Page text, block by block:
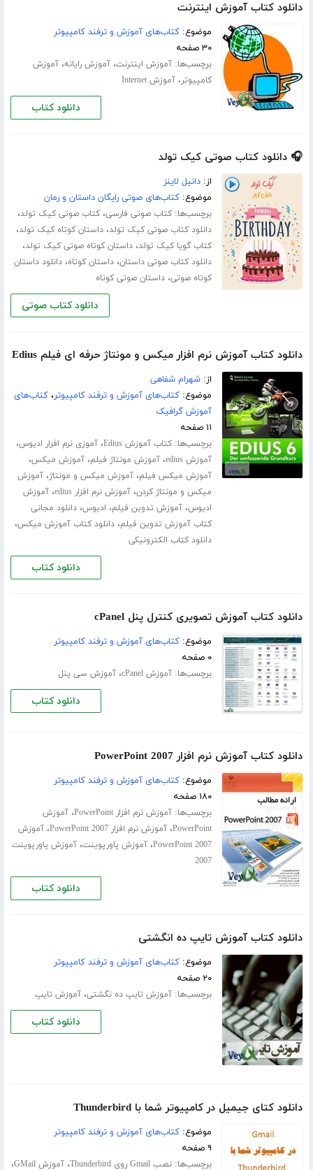
دانلود کتاب آموزش اینترنت
موضوع:کتاب‌های آموزش و ترفند کامپیوتر
۳۰ صفحه
برچسب‌ها:آموزش اینترنت،آموزش رایانه،آموزش
کامپیوتر،آموزش Internet
دانلود کتاب
🎧 دانلود کتاب صوتی کیک تولد
از:دانیل لاینز
موضوع:کتاب‌های صوتی رایگان داستان و رمان
برچسب‌ها:کتاب صوتی فارسی،کتاب صوتی کیک تولد،
دانلود کتاب صوتی کیک تولد،داستان کوتاه کیک تولد،
کتاب گویا کیک تولد،داستان کوتاه صوتی کیک تولد،
دانلود کتاب صوتی داستان،داستان کوتاه،دانلود داستان
کوتاه صوتی،داستان صوتی کوتاه
دانلود کتاب صوتی
دانلود کتاب آموزش نرم افزار میکس و مونتاژ حرفه ای فیلم Edius
از:شهرام شفاهی
موضوع:کتاب‌های آموزش و ترفند کامپیوتر،کتاب‌های
آموزش گرافیک
۱۱ صفحه
برچسب‌ها:کتاب آموزش Edius ،آموزی نرم افزار ادیوس،
آموزش edius ،آموزش مونتاژ فیلم،آموزش میکس،
آموزش میکس فیلم،آموزش میکس و مونتاژ،آموزش
میکس و مونتاژ کردن،آموزش نرم افزار edius ،آموزش
ادیوس،آموزش تدوین فیلم، ادیوس،دانلود مجانی
کتاب آموزش تدوین فیلم،دانلود کتاب آموزش میکس،
دانلود کتاب الکترونیکی
دانلود کتاب
دانلود کتاب آموزش تصویری کنترل پنل cPanel
موضوع:کتاب‌های آموزش و ترفند کامپیوتر
۰ صفحه
برچسب‌ها:آموزش cPanel ،آموزش سی پنل
دانلود کتاب
دانلود کتاب آموزش نرم افزار PowerPoint 2007
موضوع:کتاب‌های آموزش و ترفند کامپیوتر
۱۸۰ صفحه
برچسب‌ها:آموزش نرم افزار PowerPoint ،آموزش
PowerPoint،آموزش نرم افزار PowerPoint 2007 ،آموزش
PowerPoint 2007،آموزش پاورپوینت،آموزش پاورپوینت
2007
دانلود کتاب
دانلود کتاب آموزش تایپ ده انگشتی
موضوع:کتاب‌های آموزش و ترفند کامپیوتر
۲۰ صفحه
برچسب‌ها:آموزش تایپ ده‌ نگشتی،آموزش تایپ
دانلود کتاب
دانلود کتای جیمیل در کامپیوتر شما با Thunderbird
موضوع:کتاب‌های آموزش و ترفند کامپیوتر
۹ صفحه
برچسب‌ها:نصب Gmail روی Thunderbird ،آموزش GMail ،